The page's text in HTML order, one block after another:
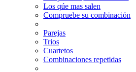
Los qúe mas salen
Compruebe su combinación
Parejas
Trios
Cuartetos
Combinaciones repetidas